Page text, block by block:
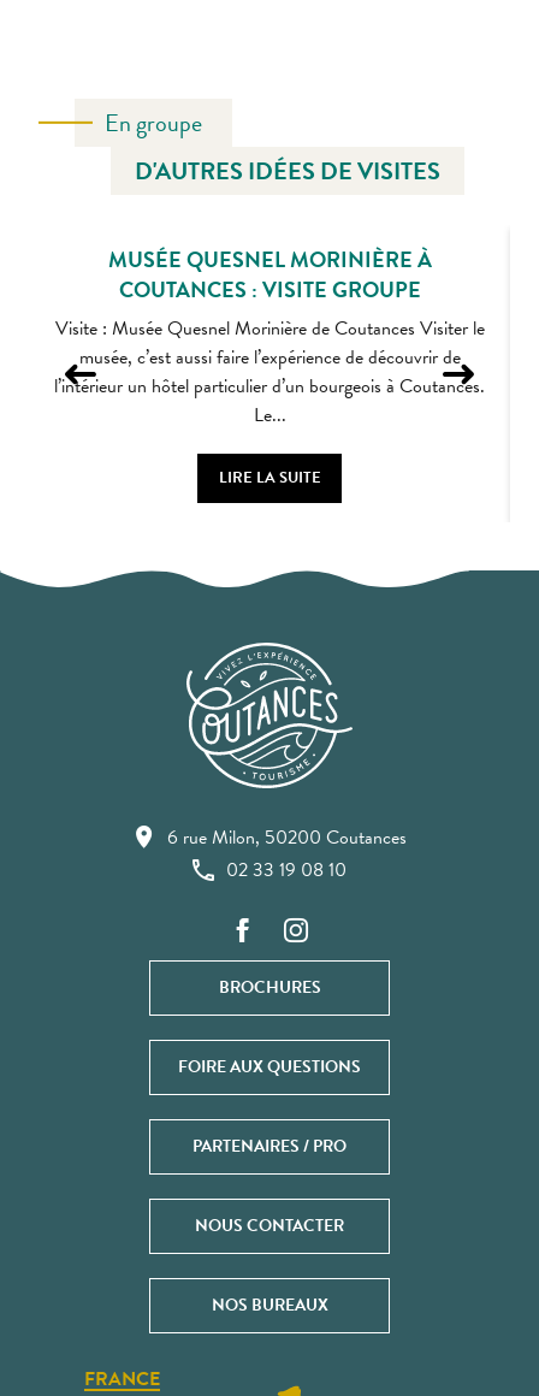
En groupe
D'AUTRES IDÉES DE VISITES
MUSÉE QUESNEL MORINIÈRE À
COUTANCES : VISITE GROUPE
Visite : Musée Quesnel Morinière de Coutances Visiter le
musée, c’est aussi faire l’expérience de découvrir de
l’intérieur un hôtel particulier d’un bourgeois à Coutances.
Le...
LIRE LA SUITE
6 rue Milon, 50200 Coutances
02 33 19 08 10
BROCHURES
FOIRE AUX QUESTIONS
PARTENAIRES / PRO
NOUS CONTACTER
NOS BUREAUX
FRANCE